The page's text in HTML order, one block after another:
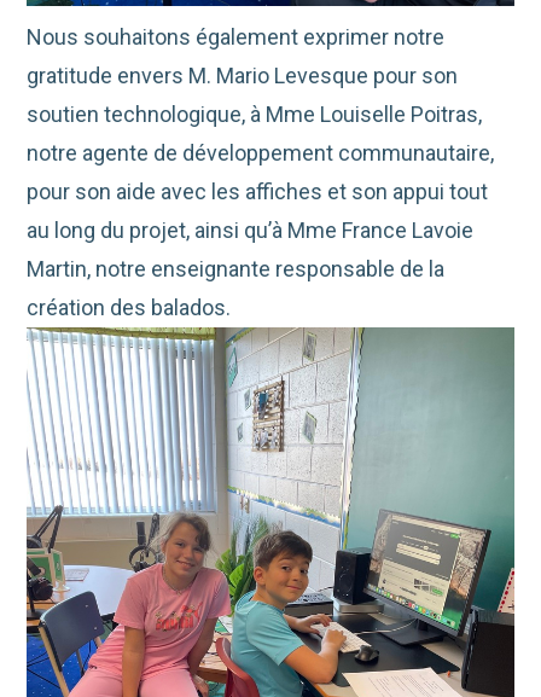
Nous souhaitons également exprimer notre
gratitude envers M. Mario Levesque pour son
soutien technologique, à Mme Louiselle Poitras,
notre agente de développement communautaire,
pour son aide avec les affiches et son appui tout
au long du projet, ainsi qu’à Mme France Lavoie
Martin, notre enseignante responsable de la
création des balados.